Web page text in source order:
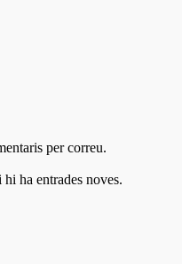
per correu.
ha entrades noves.